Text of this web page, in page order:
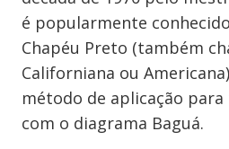
é popularmente
Chapéu Preto (também
Californiana ou
método de aplicação para
com o diagrama Baguá.